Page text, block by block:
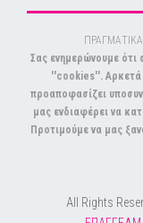
Σας ενημερώνουμε
''cookies''. Αρκετά
προαποφασίζει
μας ενδιαφέρει να
Προτιμούμε να μας
All Rights